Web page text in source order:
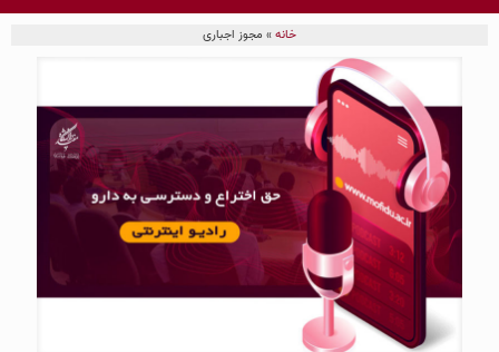
خانه» مجوز اجباری